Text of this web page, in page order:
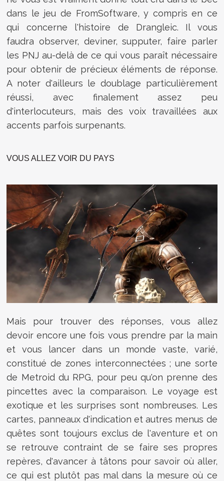
dans le jeu de FromSoftware, y compris en ce
qui concerne l'histoire de Drangleic. Il vous
faudra observer, deviner, supputer, faire parler
les PNJ au-delà de ce qui vous paraît nécessaire
pour obtenir de précieux éléments de réponse.
A noter d'ailleurs le doublage particulièrement
réussi, avec finalement assez peu
d'interlocuteurs, mais des voix travaillées aux
accents parfois surpenants.
VOUS ALLEZ VOIR DU PAYS
Mais pour trouver des réponses, vous allez
devoir encore une fois vous prendre par la main
et vous lancer dans un monde vaste, varié,
constitué de zones interconnectées ; une sorte
de Metroid du RPG, pour peu qu'on prenne des
pincettes avec la comparaison. Le voyage est
exotique et les surprises sont nombreuses. Les
cartes, panneaux d'indication et autres menus de
quêtes sont toujours exclus de l'aventure et on
se retrouve contraint de se faire ses propres
repères, d'avancer à tâtons pour savoir où aller,
ce qui est plutôt pas mal dans la mesure où ce